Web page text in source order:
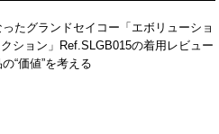
たグランドセイコー「エボリューショ
ション」Ref.SLGB015の着用レビュー
“価値”を考える